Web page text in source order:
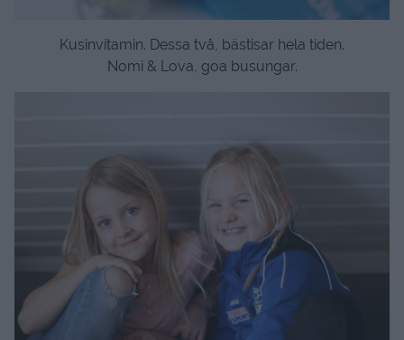
Kusinvitamin. Dessa två, bästisar hela tiden.
Nomi & Lova, goa busungar.